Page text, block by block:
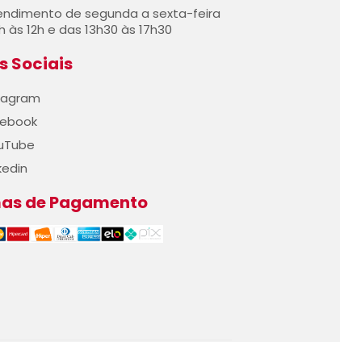
de segunda a sexta-feira
às 12h e das 13h30 às 17h30
Sociais
de Pagamento